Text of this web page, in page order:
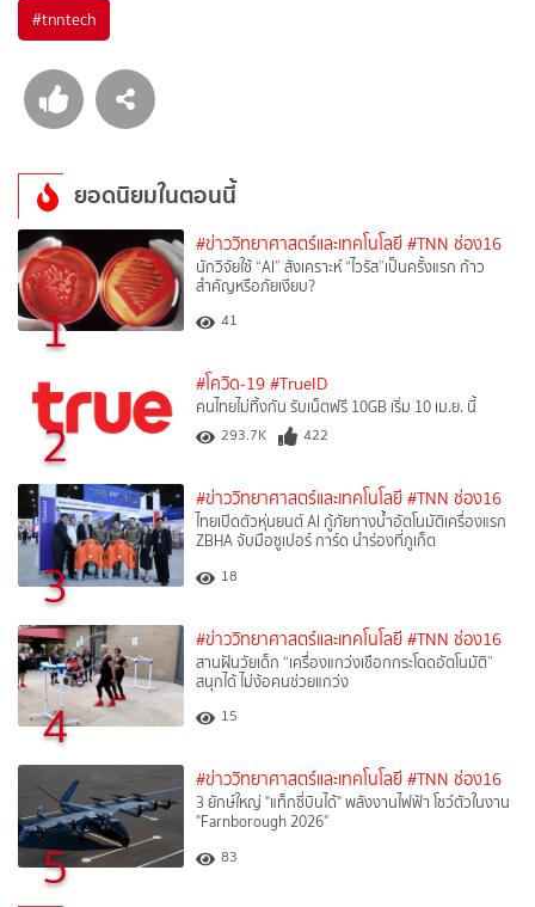
#tnntech
ยอดนิยมในตอนนี้
1
#ข่าววิทยาศาสตร์และเทคโนโลยี #TNN ช่อง16
นักวิจัยใช้ “AI” สังเคราะห์ “ไวรัส”เป็นครั้งแรก ก้าว
สำคัญหรือภัยเงียบ?
41
2
#โควิด-19 #TrueID
คนไทยไม่ทิ้งกัน รับเน็ตฟรี 10GB เริ่ม 10 เม.ย. นี้
293.7K 422
3
#ข่าววิทยาศาสตร์และเทคโนโลยี #TNN ช่อง16
ไทยเปิดตัวหุ่นยนต์ AI กู้ภัยทางน้ำอัตโนมัติเครื่องแรก
ZBHA จับมือซูเปอร์ การ์ด นำร่องที่ภูเก็ต
18
4
#ข่าววิทยาศาสตร์และเทคโนโลยี #TNN ช่อง16
สานฝันวัยเด็ก “เครื่องแกว่งเชือกกระโดดอัตโนมัติ”
สนุกได้ ไม่ง้อคนช่วยแกว่ง
15
5
#ข่าววิทยาศาสตร์และเทคโนโลยี #TNN ช่อง16
3 ยักษ์ใหญ่ "แท็กซี่บินได้" พลังงานไฟฟ้า โชว์ตัวในงาน
"Farnborough 2026"
83